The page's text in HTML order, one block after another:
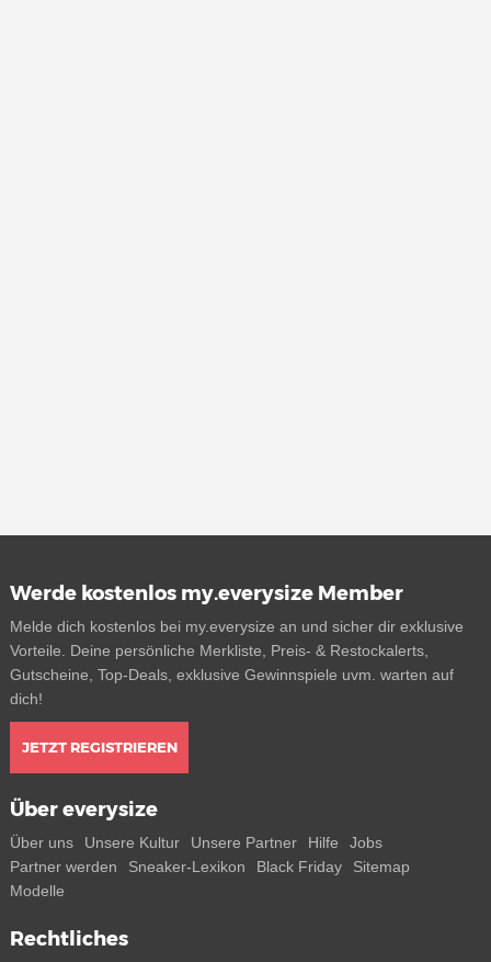
Werde kostenlos my.everysize Member
Melde dich kostenlos bei my.everysize an und sicher dir exklusive
Vorteile. Deine persönliche Merkliste, Preis- & Restockalerts,
Gutscheine, Top-Deals, exklusive Gewinnspiele uvm. warten auf
dich!
JETZT REGISTRIEREN
Über everysize
Über uns Unsere Kultur Unsere Partner Hilfe
Jobs
Partner werden
Sneaker-Lexikon Black Friday
Sitemap
Modelle
Rechtliches